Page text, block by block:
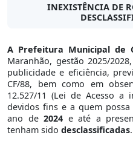
INEXISTÊNCIA DE
A Prefeitura Municipal de
Maranhão, gestão 2025/
publicidade e eficiência,
CF/88, bem como em
12.527/11 (Lei de Acesso a
devidos fins e a quem possa
ano de 2024 e até a
tenham sido desclassificadas.